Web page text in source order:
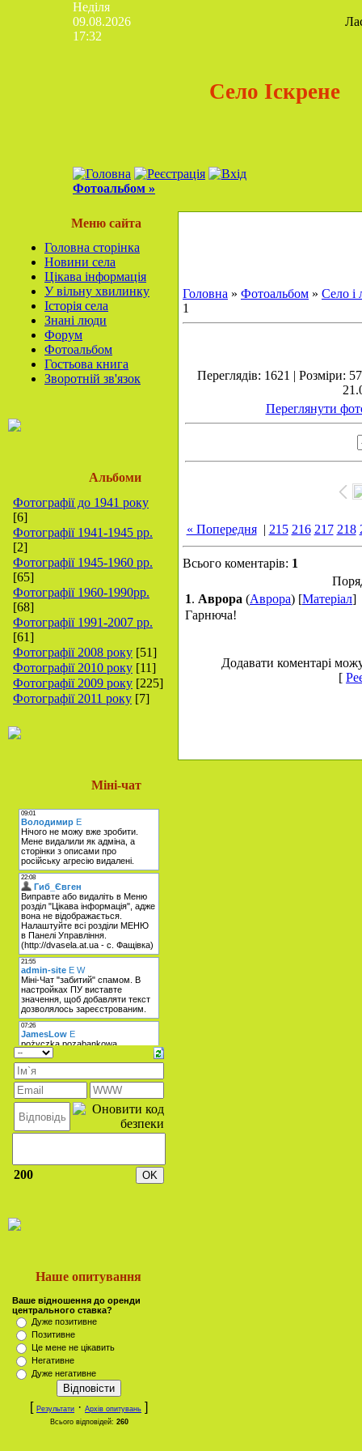
Неділя
09.08.2026
17:32
Село Іскрене
Фотоальбом »
Меню сайта
Головна сторінка
Новини села
Цікава інформація
У вільну хвилинку
Історія села
Знані люди
Форум
Фотоальбом
Гостьова книга
Зворотній зв'язок
Альбоми
Фотографії до 1941 року
[6]
Фотографії 1941-1945 рр.
[2]
Фотографії 1945-1960 рр.
[65]
Фотографії 1960-1990рр.
[68]
Фотографії 1991-2007 рр.
[61]
Фотографії 2008 року [51]
Фотографії 2010 року [11]
Фотографії 2009 року [225]
Фотографії 2011 року [7]
Міні-чат
200
Наше опитування
Ваше відношення до оренди
центрального ставка?
Дуже позитивне
Позитивне
Це мене не цікавить
Негативне
Дуже негативне
[ Результати · Архів опитувань ]
Всього відповідей: 260
Головна » Фотоальбом » Село і
1
Переглядів: 1621 | Розміри:
Переглянути
« Попередня| 215 216 217 218
Всього коментарів: 1
1. Аврора (Аврора) [Матеріал]
Гарнюча!
Додавати коментарі
[